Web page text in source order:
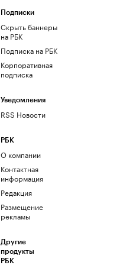
Подписки
Скрыть баннеры
на РБК
Подписка на РБК
Корпоративная
подписка
Уведомления
RSS Новости
РБК
О компании
Контактная
информация
Редакция
Размещение
рекламы
Другие
продукты
РБК